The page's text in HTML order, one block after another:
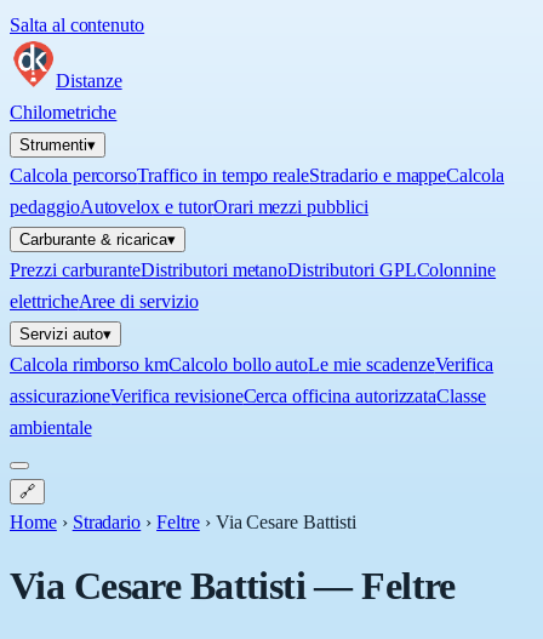
Salta al contenuto
Distanze
Chilometriche
Strumenti▾
Calcola percorsoTraffico in tempo realeStradario e mappeCalcola
pedaggioAutovelox e tutorOrari mezzi pubblici
Carburante & ricarica▾
Prezzi carburanteDistributori metanoDistributori GPLColonnine
elettricheAree di servizio
Servizi auto▾
Calcola rimborso kmCalcolo bollo autoLe mie scadenzeVerifica
assicurazioneVerifica revisioneCerca officina autorizzataClasse
ambientale
🔗
Home › Stradario › Feltre › Via Cesare Battisti
Via Cesare Battisti—Feltre